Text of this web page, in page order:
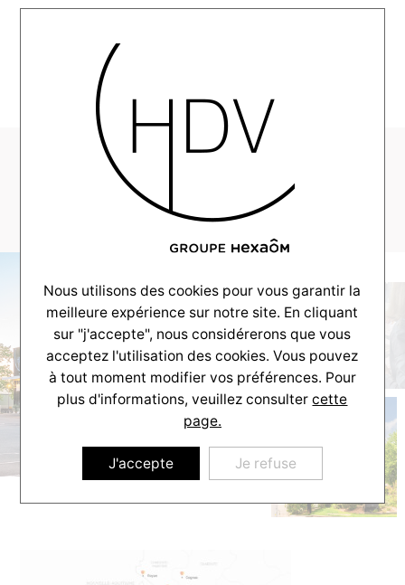
carte-agences-
2025-07-18
Nous utilisons des cookies pour vous garantir la
meilleure expérience sur notre site. En cliquant
sur "j'accepte", nous considérerons que vous
acceptez l'utilisation des cookies. Vous pouvez
à tout moment modifier vos préférences. Pour
plus d'informations, veuillez consultercette
page.
J'accepte Je refuse